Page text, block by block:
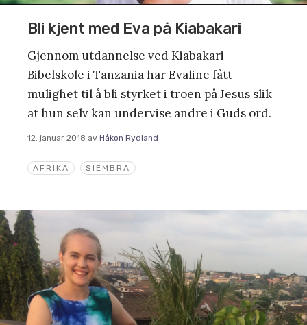
AFRIKA SIEMBRA
Bli kjent med Eva på Kiabakari
Gjennom utdannelse ved Kiabakari
Bibelskole i Tanzania har Evaline fått
mulighet til å bli styrket i troen på Jesus slik
at hun selv kan undervise andre i Guds ord.
12. januar 2018 av Håkon Rydland